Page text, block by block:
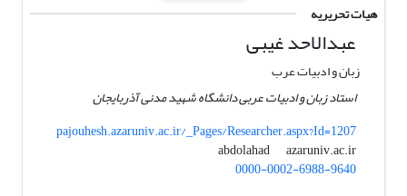
هیات تحریریه
عبدالاحد غیبی
زبان و ادبیات عرب
استاد زبان و ادبیات عربی دانشگاه شهید مدنی آذربایجان
pajouhesh.azaruniv.ac.ir/_Pages/Researcher.aspx?Id=1207
abdolahad
azaruniv.ac.ir
0000-0002-6988-9640